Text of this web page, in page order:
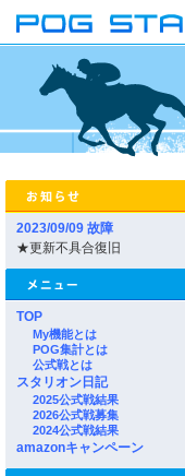
2023/09/09 故障
★更新不具合復旧
TOP
My機能とは
POG集計とは
公式戦とは
スタリオン日記
2025公式戦結果
2026公式戦募集
2024公式戦結果
amazonキャンペーン